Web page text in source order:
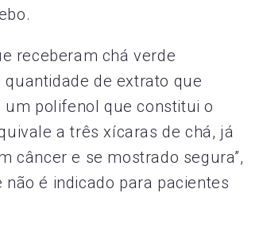
receberam chá verde
de extrato que
polifenol que constitui o
a três xícaras de chá, já
câncer e se mostrado segura”,
é indicado para pacientes